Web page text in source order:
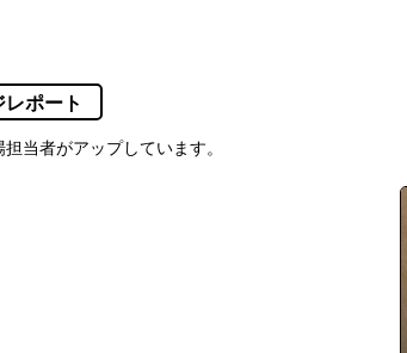
ポート
当者がアップしています。